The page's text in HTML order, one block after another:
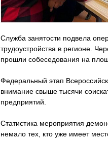
Служба занятости подвела
трудоустройства в регионе.
прошли собеседования на
Федеральный этап
внимание свыше тысячи
предприятий.
Статистика мероприятия
немало тех, кто уже имеет